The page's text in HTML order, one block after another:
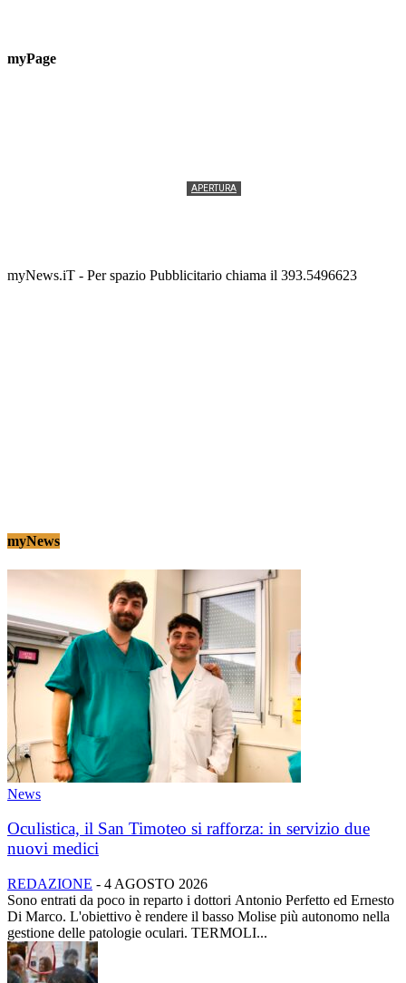
myPage
APERTURA
myNews.iT - Per spazio Pubblicitario chiama il 393.5496623
myNews
News
Oculistica, il San Timoteo si rafforza: in servizio due
nuovi medici
REDAZIONE - 4 AGOSTO 2026
Sono entrati da poco in reparto i dottori Antonio Perfetto ed Ernesto
Di Marco. L'obiettivo è rendere il basso Molise più autonomo nella
gestione delle patologie oculari. TERMOLI...